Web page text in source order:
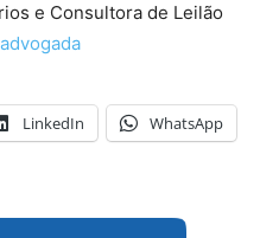
e Consultora de Leilão
LinkedIn WhatsApp